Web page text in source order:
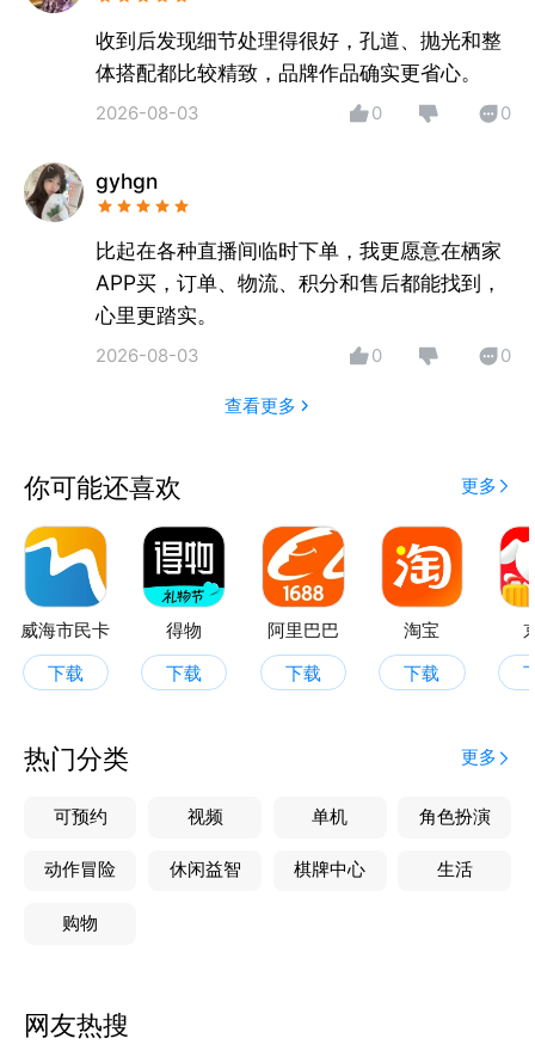
「同圈好友」
东方生活社区、多维度分享汇聚文化，国风爱好者奔赴
美学生活。
收到后发现细节处理得很好，孔道、抛光和整
体搭配都比较精致，品牌作品确实更省心。
2026-08-03 0 0
gyhgn
比起在各种直播间临时下单，我更愿意在栖家
APP买，订单、物流、积分和售后都能找到，
心里更踏实。
2026-08-03 0 0
查看更多
你可能还喜欢 更多
威海市民卡
下载
得物
下载
阿里巴巴
下载
淘宝
下载
热门分类 更多
可预约 视频 单机 角色扮演
动作冒险 休闲益智 棋牌中心 生活
购物
网友热搜